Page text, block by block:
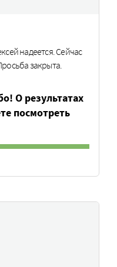
надеется. Сейчас
закрыта.
О результатах
посмотреть